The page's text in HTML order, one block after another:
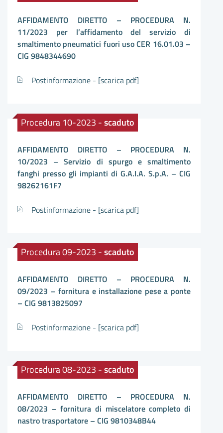
AFFIDAMENTO DIRETTO – PROCEDURA N.
11/2023 per l’affidamento del servizio di
smaltimento pneumatici fuori uso CER 16.01.03 –
CIG 9848344690
Postinformazione - [scarica pdf]
Procedura 10-2023 -scaduto
AFFIDAMENTO DIRETTO – PROCEDURA N.
10/2023 – Servizio di spurgo e smaltimento
fanghi presso gli impianti di G.A.I.A. S.p.A. – CIG
98262161F7
Postinformazione - [scarica pdf]
Procedura 09-2023 -scaduto
AFFIDAMENTO DIRETTO – PROCEDURA N.
09/2023 – fornitura e installazione pese a ponte
– CIG 9813825097
Postinformazione - [scarica pdf]
Procedura 08-2023 -scaduto
AFFIDAMENTO DIRETTO – PROCEDURA N.
08/2023 – fornitura di miscelatore completo di
nastro trasportatore – CIG 9810348B44